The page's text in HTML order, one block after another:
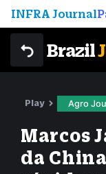
INFRA Journal
Brazil
Play Agro
Marcos
da